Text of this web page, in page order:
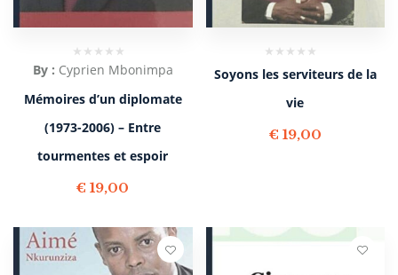
By : Cyprien Mbonimpa
Mémoires d’un diplomate
(1973-2006) – Entre
tourmentes et espoir
€ 19,00
Soyons les serviteurs de la
vie
€ 19,00